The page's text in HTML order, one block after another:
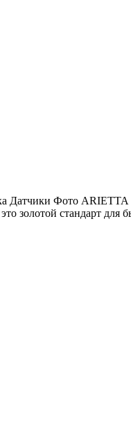
Датчики Фото ARIETTA
золотой стандарт для